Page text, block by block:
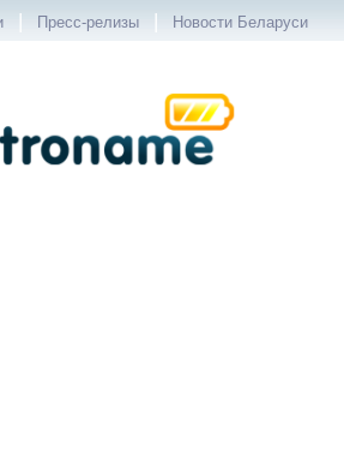
| Пресс-релизы | Новости Беларуси